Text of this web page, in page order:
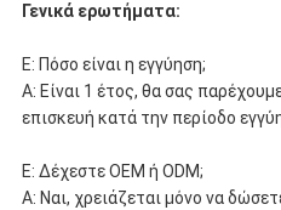
Γενικά ερωτήματα:
Ε: Πόσο είναι η εγγύηση;
Α: Είναι 1 έτος, θα σας
επισκευή κατά την περίοδο
Ε: Δέχεστε OEM ή ODM;
Α: Ναι, χρειάζεται μόνο να